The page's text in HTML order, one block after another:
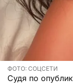
ФОТО: СОЦСЕТИ
Судя по